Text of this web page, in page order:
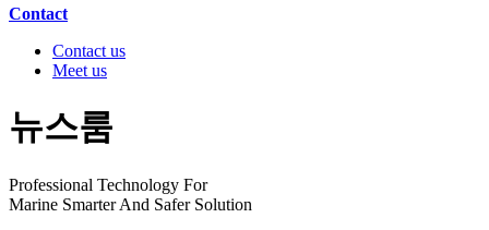
Contact
Contact us
Meet us
뉴스룸
Professional Technology For
Marine Smarter And Safer Solution